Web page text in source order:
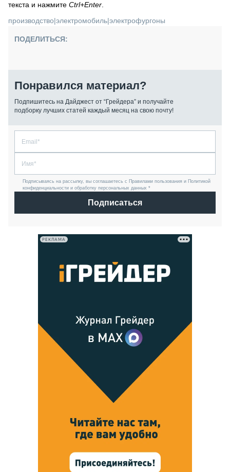
текста и нажмите Ctrl+Enter
производство|электромобиль|электрофургоны
ПОДЕЛИТЬСЯ:
Понравился материал?
Подпишитесь на Дайджест от “Грейдера” и получайте
подборку лучших статей каждый месяц на свою почту!
Подписываясь на рассылку, вы соглашаетесь с Правилами пользования и Политикой
конфиденциальности и обработку персональных данных *
Подписаться
РЕКЛАМА